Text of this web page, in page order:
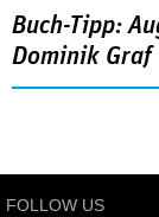
Buch-Tipp:
Dominik Graf
FOLLOW US